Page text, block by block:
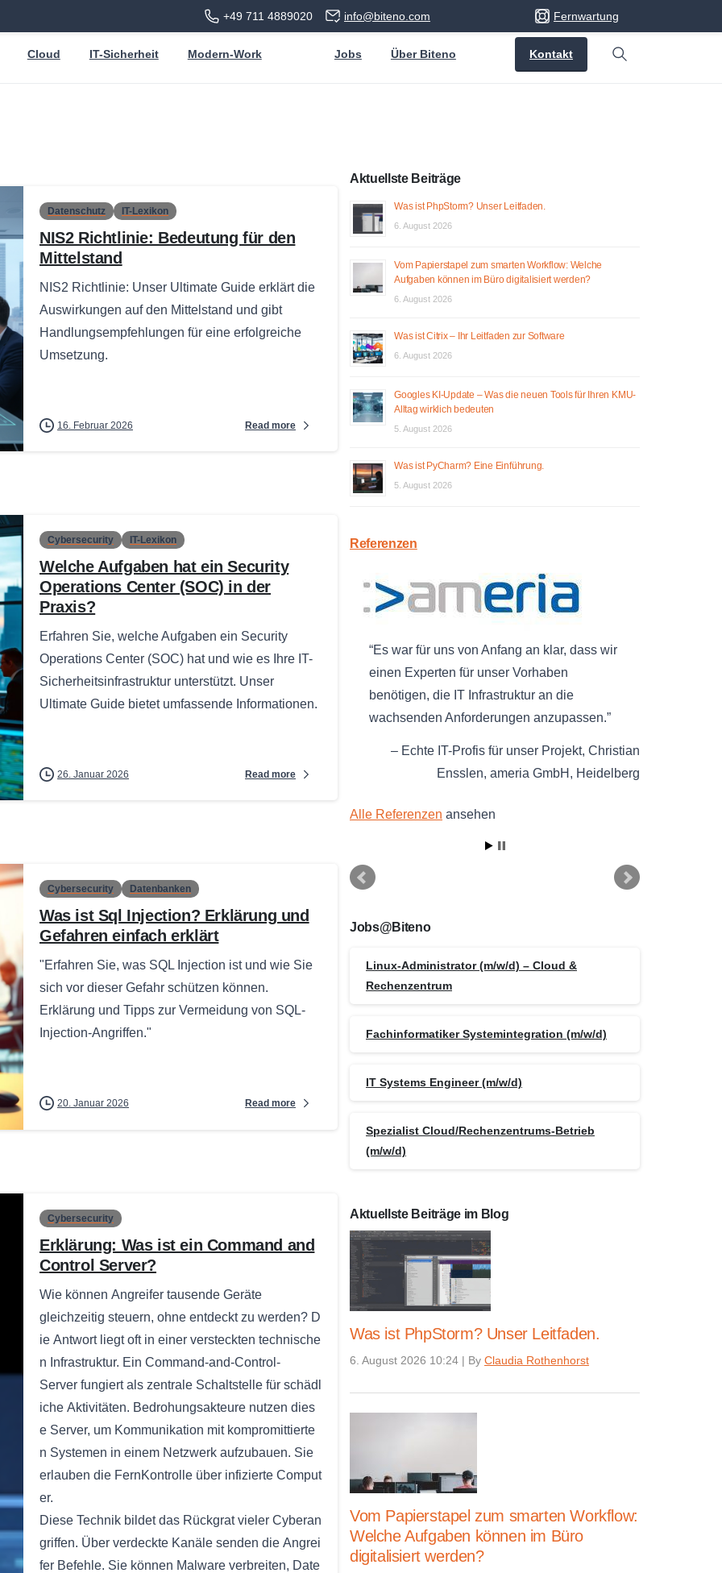
+49 711 4889020 info@biteno.com Fernwartung
Cloud IT-Sicherheit Modern-Work Jobs Über Biteno Kontakt
Search
Datenschutz IT-Lexikon
NIS2 Richtlinie: Bedeutung für den
Mittelstand
NIS2 Richtlinie: Unser Ultimate Guide erklärt die
Auswirkungen auf den Mittelstand und gibt
Handlungsempfehlungen für eine erfolgreiche
Umsetzung.
16. Februar 2026 Read more
Cybersecurity IT-Lexikon
Welche Aufgaben hat ein Security
Operations Center (SOC) in der
Praxis?
Erfahren Sie, welche Aufgaben ein Security
Operations Center (SOC) hat und wie es Ihre IT-
Sicherheitsinfrastruktur unterstützt. Unser
Ultimate Guide bietet umfassende Informationen.
26. Januar 2026 Read more
Cybersecurity Datenbanken
Was ist Sql Injection? Erklärung und
Gefahren einfach erklärt
"Erfahren Sie, was SQL Injection ist und wie Sie
sich vor dieser Gefahr schützen können.
Erklärung und Tipps zur Vermeidung von SQL-
Injection-Angriffen."
20. Januar 2026 Read more
Cybersecurity
Erklärung: Was ist ein Command and
Control Server?
Wie können Angreifer tausende Geräte
gleichzeitig steuern, ohne entdeckt zu werden? D
ie Antwort liegt oft in einer versteckten technische
n Infrastruktur. Ein Command-and-Control-
Server fungiert als zentrale Schaltstelle für schädl
iche Aktivitäten. Bedrohungsakteure nutzen dies
e Server, um Kommunikation mit kompromittierte
n Systemen in einem Netzwerk aufzubauen. Sie
erlauben die FernKontrolle über infizierte Comput
er.
Diese Technik bildet das Rückgrat vieler Cyberan
griffen. Über verdeckte Kanäle senden die Angrei
fer Befehle. Sie können Malware verbreiten, Date
Aktuellste Beiträge
Was ist PhpStorm? Unser Leitfaden.
6. August 2026
Vom Papierstapel zum smarten Workflow: Welche
Aufgaben können im Büro digitalisiert werden?
6. August 2026
Was ist Citrix – Ihr Leitfaden zur Software
6. August 2026
Googles KI-Update – Was die neuen Tools für Ihren KMU-
Alltag wirklich bedeuten
5. August 2026
Was ist PyCharm? Eine Einführung.
5. August 2026
Referenzen
Es war für uns von Anfang an klar, dass wir
einen Experten für unser Vorhaben
benötigen, die IT Infrastruktur an die
wachsenden Anforderungen anzupassen.
Echte IT-Profis für unser Projekt Christian
Ensslen ameria GmbH Heidelberg
Alle Referenzen ansehen
Jobs@Biteno
Linux-Administrator (m/w/d) – Cloud &
Rechenzentrum
Fachinformatiker Systemintegration (m/w/d)
IT Systems Engineer (m/w/d)
Spezialist Cloud/Rechenzentrums-Betrieb
(m/w/d)
Aktuellste Beiträge im Blog
Was ist PhpStorm? Unser Leitfaden.
6. August 2026 10:24 | By Claudia Rothenhorst
Vom Papierstapel zum smarten Workflow:
Welche Aufgaben können im Büro
digitalisiert werden?